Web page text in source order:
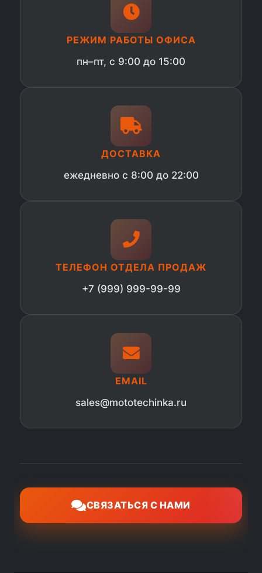
РЕЖИМ РАБОТЫ ОФИСА
пн–пт, с 9:00 до 15:00
ДОСТАВКА
ежедневно с 8:00 до 22:00
ТЕЛЕФОН ОТДЕЛА ПРОДАЖ
+7 (999) 999-99-99
EMAIL
sales@mototechinka.ru
СВЯЗАТЬСЯ С НАМИ